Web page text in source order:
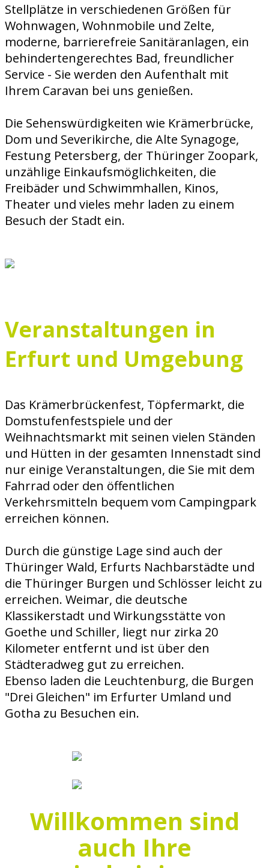
Stellplätze in verschiedenen Größen für
Wohnwagen, Wohnmobile und Zelte,
moderne, barrierefreie Sanitäranlagen, ein
behindertengerechtes Bad, freundlicher
Service - Sie werden den Aufenthalt mit
Ihrem Caravan bei uns genießen.
Die Sehenswürdigkeiten wie Krämerbrücke,
Dom und Severikirche, die Alte Synagoge,
Festung Petersberg, der Thüringer Zoopark,
unzählige Einkaufsmöglichkeiten, die
Freibäder und Schwimmhallen, Kinos,
Theater und vieles mehr laden zu einem
Besuch der Stadt ein.
Veranstaltungen in
Erfurt und Umgebung
Das Krämerbrückenfest, Töpfermarkt, die
Domstufenfestspiele und der
Weihnachtsmarkt mit seinen vielen Ständen
und Hütten in der gesamten Innenstadt sind
nur einige Veranstaltungen, die Sie mit dem
Fahrrad oder den öffentlichen
Verkehrsmitteln bequem vom Campingpark
erreichen können.
Durch die günstige Lage sind auch der
Thüringer Wald, Erfurts Nachbarstädte und
die Thüringer Burgen und Schlösser leicht zu
erreichen. Weimar, die deutsche
Klassikerstadt und Wirkungsstätte von
Goethe und Schiller, liegt nur zirka 20
Kilometer entfernt und ist über den
Städteradweg gut zu erreichen.
Ebenso laden die Leuchtenburg, die Burgen
"Drei Gleichen" im Erfurter Umland und
Gotha zu Besuchen ein.
Willkommen sind
auch Ihre